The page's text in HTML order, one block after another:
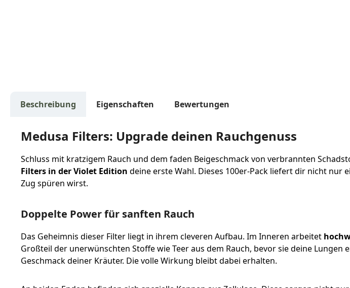
Beschreibung Eigenschaften Bewertungen
Medusa Filters: Upgrade deinen Rauchgenuss
Schluss mit kratzigem Rauch und dem faden Beigeschmack von verbrannten
Filters in der Violet Edition deine erste Wahl. Dieses 100er-Pack liefert dir nicht nur
Zug spüren wirst.
Doppelte Power für sanften Rauch
Das Geheimnis dieser Filter liegt in ihrem cleveren Aufbau. Im Inneren arbeitet
Großteil der unerwünschten Stoffe wie Teer aus dem Rauch, bevor sie deine
Geschmack deiner Kräuter. Die volle Wirkung bleibt dabei erhalten.